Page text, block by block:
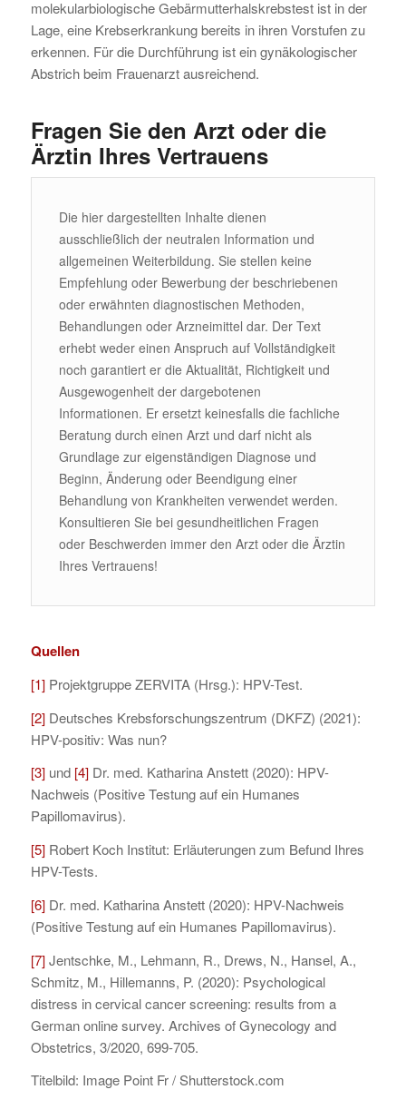
molekularbiologische Gebärmutterhalskrebstest ist in der
Lage, eine Krebserkrankung bereits in ihren Vorstufen zu
erkennen. Für die Durchführung ist ein gynäkologischer
Abstrich beim Frauenarzt ausreichend.
Fragen Sie den Arzt oder die
Ärztin Ihres Vertrauens
Die hier dargestellten Inhalte dienen
ausschließlich der neutralen Information und
allgemeinen Weiterbildung. Sie stellen keine
Empfehlung oder Bewerbung der beschriebenen
oder erwähnten diagnostischen Methoden,
Behandlungen oder Arzneimittel dar. Der Text
erhebt weder einen Anspruch auf Vollständigkeit
noch garantiert er die Aktualität, Richtigkeit und
Ausgewogenheit der dargebotenen
Informationen. Er ersetzt keinesfalls die fachliche
Beratung durch einen Arzt und darf nicht als
Grundlage zur eigenständigen Diagnose und
Beginn, Änderung oder Beendigung einer
Behandlung von Krankheiten verwendet werden.
Konsultieren Sie bei gesundheitlichen Fragen
oder Beschwerden immer den Arzt oder die Ärztin
Ihres Vertrauens!
Quellen
[1]Projektgruppe ZERVITA (Hrsg.): HPV-Test.
[2]Deutsches Krebsforschungszentrum (DKFZ) (2021):
HPV-positiv: Was nun?
[3]und [4]Dr. med. Katharina Anstett (2020): HPV-
Nachweis (Positive Testung auf ein Humanes
Papillomavirus).
[5]Robert Koch Institut: Erläuterungen zum Befund Ihres
HPV-Tests.
[6]Dr. med. Katharina Anstett (2020): HPV-Nachweis
(Positive Testung auf ein Humanes Papillomavirus).
[7]Jentschke, M., Lehmann, R., Drews, N., Hansel, A.,
Schmitz, M., Hillemanns, P. (2020): Psychological
distress in cervical cancer screening: results from a
German online survey. Archives of Gynecology and
Obstetrics, 3/2020, 699-705.
Titelbild: Image Point Fr / Shutterstock.com